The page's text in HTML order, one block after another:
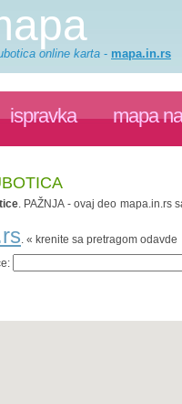
online karta - mapa.in.rs
ispravka mapa
. PAŽNJA - ovaj deo mapa.in.rs
. « krenite sa pretragom odavde